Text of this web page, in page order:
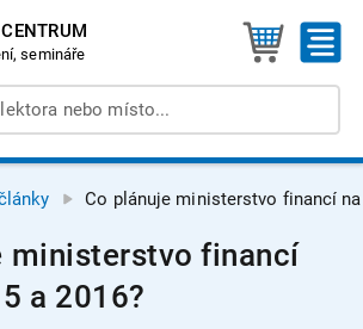
semináře
Co plánuje ministerstvo financí
ministerstvo financí
a 2016?